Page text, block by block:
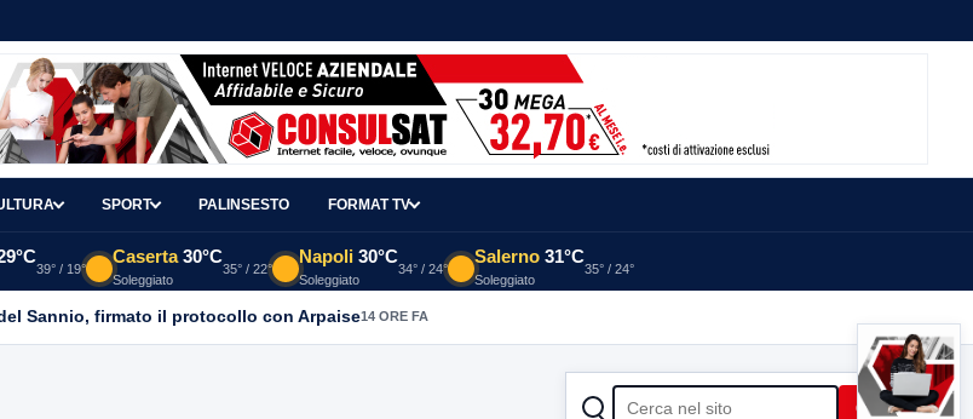
SPORT PALINSESTO FORMAT TV
39° / 19°
Caserta 30°C
Soleggiato
35° / 22°
Napoli 30°C
Soleggiato
34° / 24°
Salerno 31°C
Soleggiato
35° / 24°
Sannio, firmato il protocollo con Arpaise14 ORE FA
CERCA Cerca